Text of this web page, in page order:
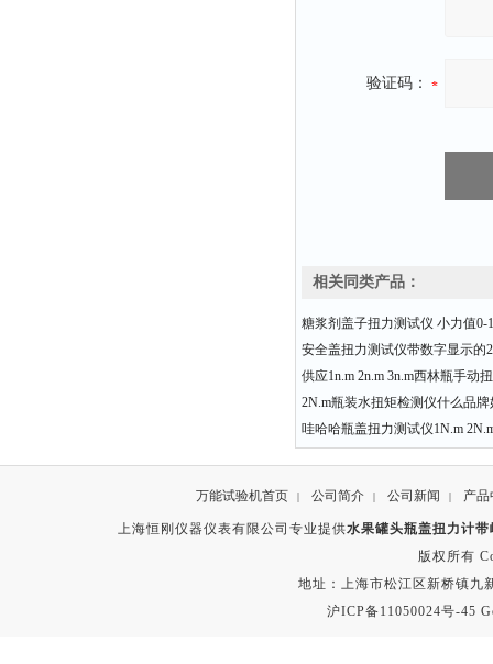
验证码：
相关同类产品：
糖浆剂盖子扭力测试仪 小力值0-
安全盖扭力测试仪带数字显示的
供应1n.m 2n.m 3n.m西林瓶手动
2N.m瓶装水扭矩检测仪什么品牌
哇哈哈瓶盖扭力测试仪1N.m
万能试验机首页 | 公司简介 | 公司新闻 | 产品
上海恒刚仪器仪表有限公司专业提供水果罐头瓶盖扭力计
版权所有
地址：上海市松江区新桥镇九
沪ICP备11050024号-45